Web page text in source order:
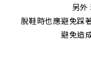
另外
脫鞋時也應避免踩
避免造